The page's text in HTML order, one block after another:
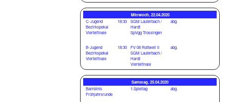
Mittwoch, 22.04.2020
C-Jugend
Bezirkspokal
Viertelfinale
18:30
SGM Lauterbach /
Hardt
SpVgg Trossingen
abg.
B-Jugend
Bezirkspokal
Viertelfinale
18:30
FV 08 Rottweil II
SGM Lauterbach /
Hardt
abg.
Viertelfinale
Samstag, 25.04.2020
Bambinis
Frühjahrsrunde
1.Spieltag abg.